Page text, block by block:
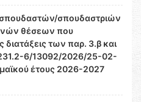
σπουδαστριών
θέσεων που
των παρ. 3.β και
6/13092/2026/25-02-
έτους 2026-2027